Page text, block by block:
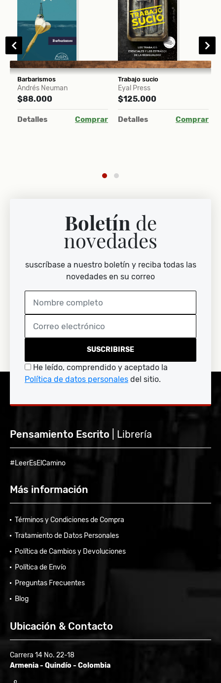
Barbarismos
Andrés Neuman
$88.000
Detalles Comprar
Trabajo sucio
Eyal Press
$125.000
Detalles Comprar
Boletín de
novedades
suscríbase a nuestro boletín y reciba todas las
novedades en su correo
SUSCRIBIRSE
He leído, comprendido y aceptado la
Política de datos personales del sitio.
Pensamiento Escrito | Librería
#LeerEsElCamino
Más información
Términos y Condiciones de Compra
Tratamiento de Datos Personales
Política de Cambios y Devoluciones
Política de Envío
Preguntas Frecuentes
Blog
Ubicación & Contacto
Carrera 14 No. 22-18
Armenia - Quindío - Colombia